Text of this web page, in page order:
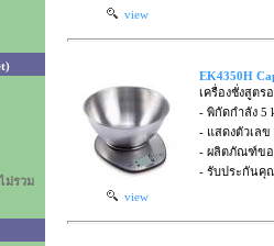
ม่รวม
view
view
EK4350H
เครื่องชั่งสูตร
- พิกัดกำลัง 5
- แสดงตัวเลข
- ผลิตภัณฑ์ขอ
- รับประกันคุ